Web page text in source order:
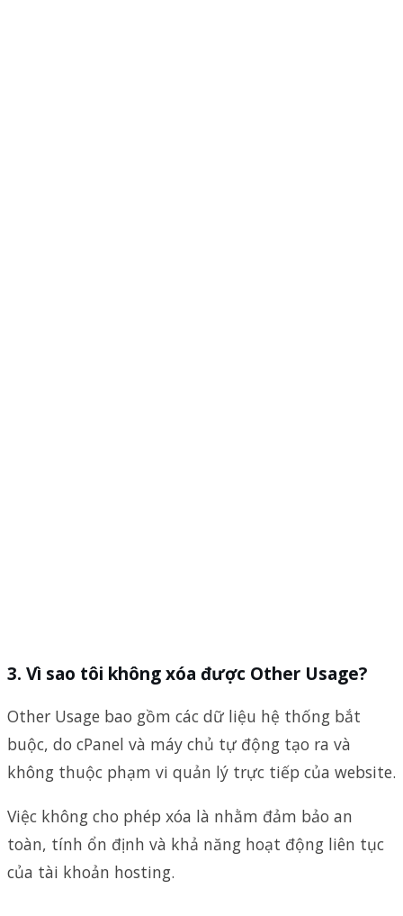
Vì sao tôi không xóa được Other Usage?
Other Usage bao gồm các dữ liệu hệ thống bắt
buộc, do cPanel và máy chủ tự động tạo ra và
không thuộc phạm vi quản lý trực tiếp của website.
Việc không cho phép xóa là nhằm đảm bảo an
toàn, tính ổn định và khả năng hoạt động liên tục
của tài khoản hosting.